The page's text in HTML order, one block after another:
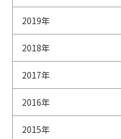
2019年
2018年
2017年
2016年
2015年